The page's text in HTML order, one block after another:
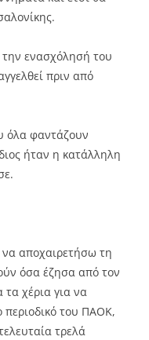
την ενασχόλησή του
πριν από
όλα φαντάζουν
ήταν η κατάλληλη
αποχαιρετήσω τη
όσα έζησα από τον
χέρια για να
του ΠΑΟΚ,
τρελά